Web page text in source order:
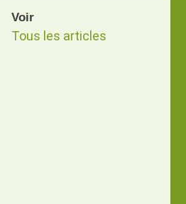
Voir
Tous les articles